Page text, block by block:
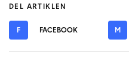
DEL ARTIKLEN
F FACEBOOK M